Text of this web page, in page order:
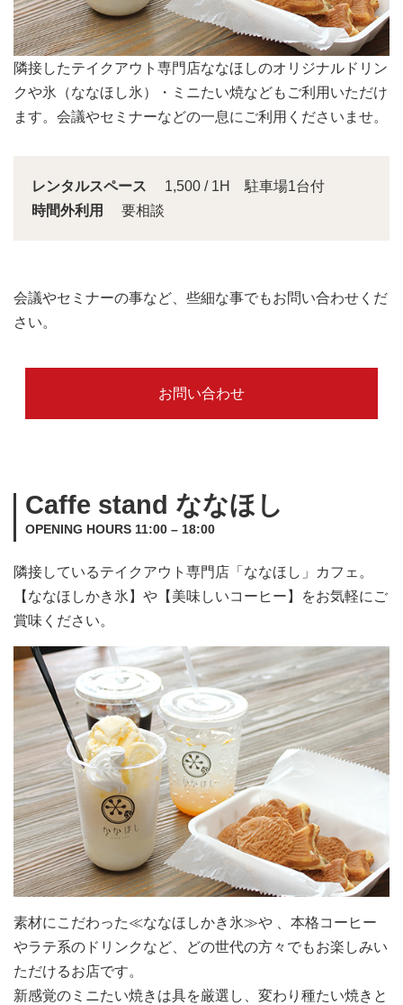
会議スペースは大きな窓から明るい日差しが入り込みま
す。
レンタルスペース
1,500 / 1H 駐車場1台付
時間外利用
要相談
会議やセミナーの事など、些細な事でもお問い合わせくだ
さい。
お問い合わせ
Caffe stand ななほし
OPENING HOURS 11:00 – 18:00
隣接しているテイクアウト専門店「ななほし」カフェ。
【ななほしかき氷】や【美味しいコーヒー】をお気軽にご
賞味ください。
素材にこだわった≪ななほしかき氷≫や 、本格コーヒー
やラテ系のドリンクなど、どの世代の方々でもお楽しみい
ただけるお店です。
新感覚のミニたい焼きは具を厳選し、変わり種たい焼きと